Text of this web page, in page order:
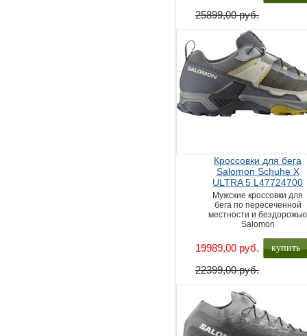
25899,00 руб.
Кроссовки для бега
Salomon Schuhe X
ULTRA 5 L47724700
Мужские кроссовки для
бега по пересеченной
местности и бездорожью
Salomon
19989,00 руб.
22399,00 руб.
купить